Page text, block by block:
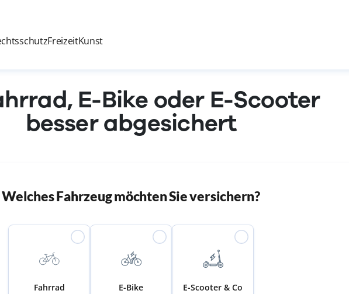
FreizeitKunst
E-Bike oder E-Scooter
besser abgesichert
Welches Fahrzeug möchten Sie versichern?
Fahrrad E-Bike E-Scooter & Co